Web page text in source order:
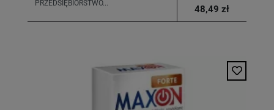
PRZEDSIĘBIORSTWO...
48,49 zł